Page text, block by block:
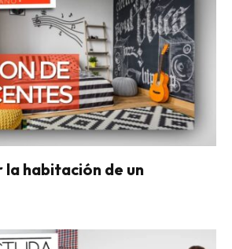
habitación de un